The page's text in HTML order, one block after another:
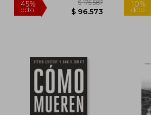
45%
dcto.
$ 175.587